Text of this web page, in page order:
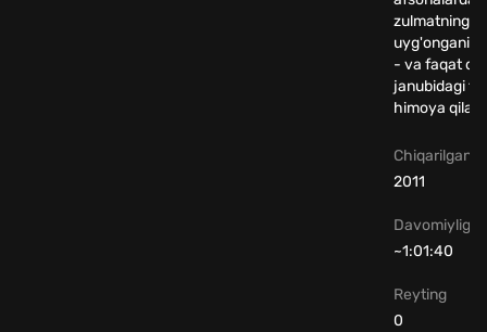
zulmatning
uyg'onganini
- va faqat
janubidagi
himoya
Chiqarilgan
2011
Davomiyligi
~1:01:40
Reyting
0